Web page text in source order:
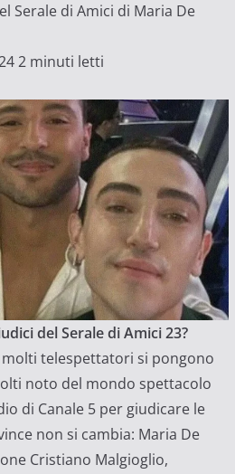
Serale di Amici di Maria De
2 minuti letti
del Serale di Amici 23?
telespettatori si pongono
noto del mondo spettacolo
di Canale 5 per giudicare le
non si cambia: Maria De
Cristiano Malgioglio,